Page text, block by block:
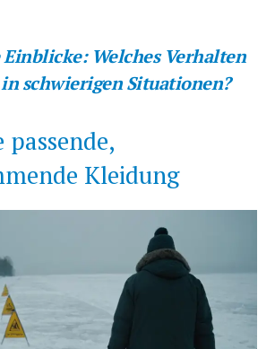
Einblicke: Welches Verhalten
schwierigen Situationen?
passende,
Kleidung